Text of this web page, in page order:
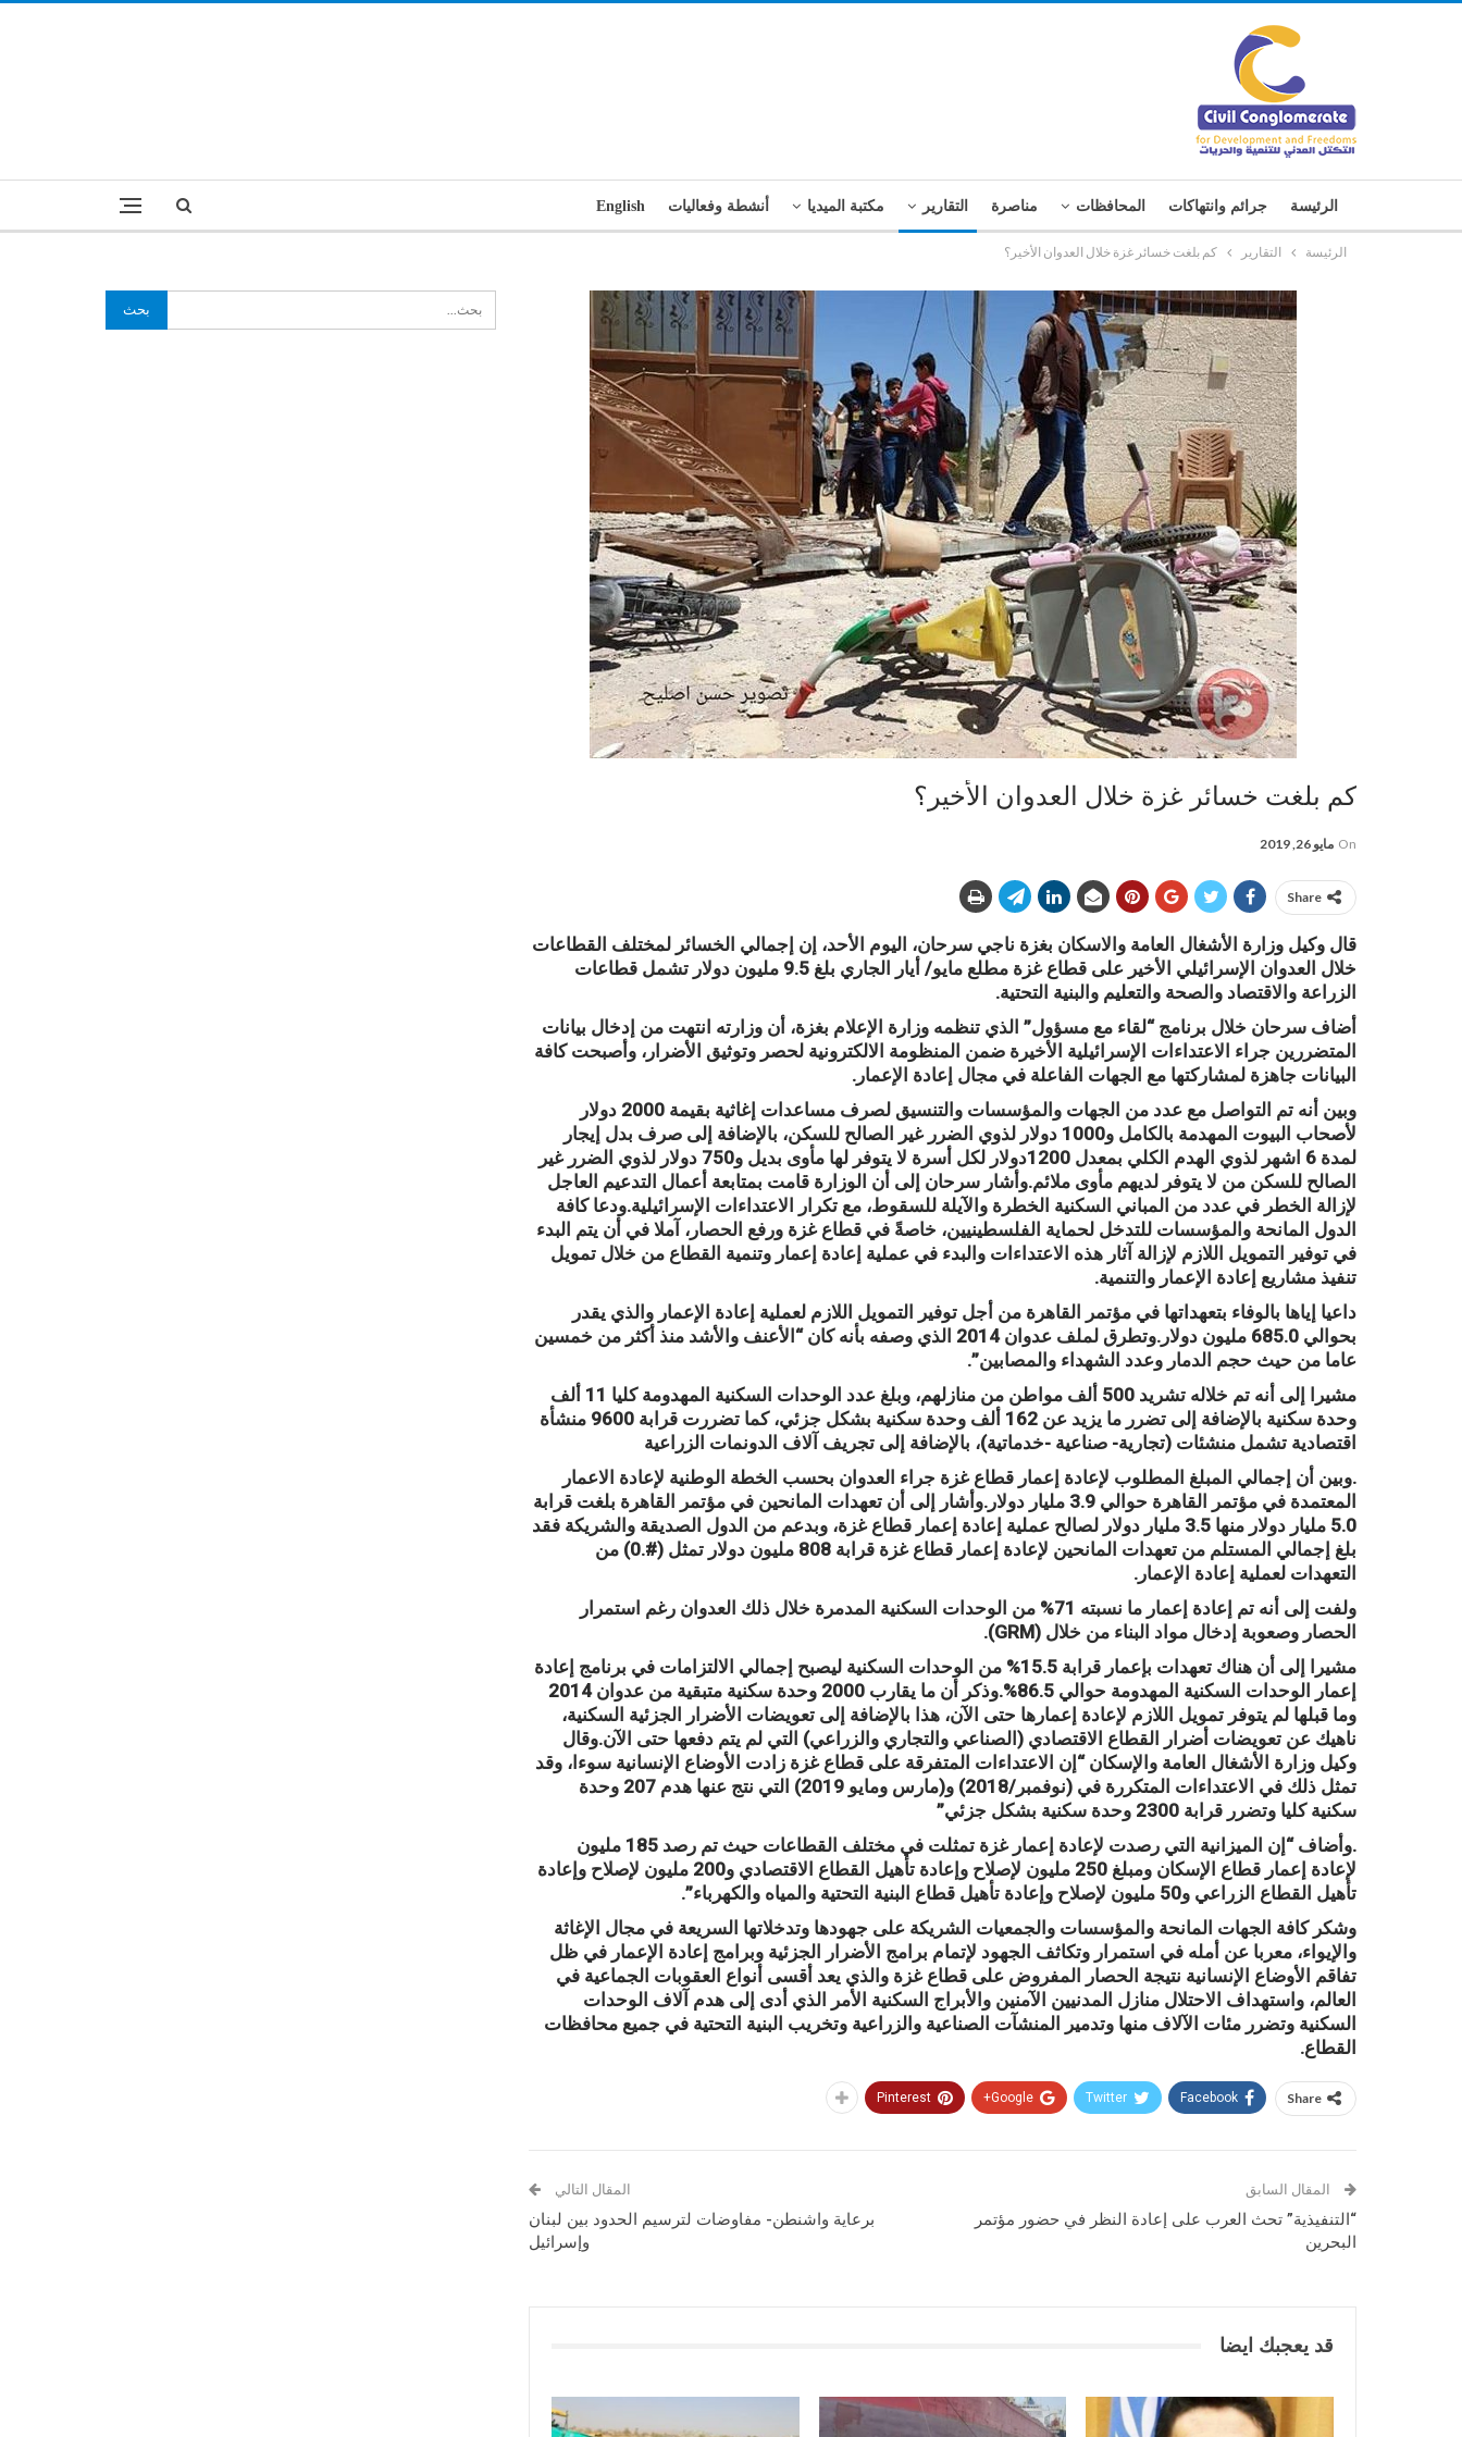
الرئيسة جرائم وانتهاكات المحافظات مناصرة التقارير مكتبة الميديا أنشطة وفعاليات English
الرئيسة التقارير كم بلغت خسائر غزة خلال العدوان الأخير؟
كم بلغت خسائر غزة خلال العدوان الأخير؟
On مايو 26, 2019
Share
قال وكيل وزارة الأشغال العامة والاسكان بغزة ناجي سرحان، اليوم الأحد، إن إجمالي الخسائر لمختلف القطاعات
خلال العدوان الإسرائيلي الأخير على قطاع غزة مطلع مايو/ أيار الجاري بلغ 9.5 مليون دولار تشمل قطاعات
الزراعة والاقتصاد والصحة والتعليم والبنية التحتية.
أضاف سرحان خلال برنامج “لقاء مع مسؤول” الذي تنظمه وزارة الإعلام بغزة، أن وزارته انتهت من إدخال بيانات
المتضررين جراء الاعتداءات الإسرائيلية الأخيرة ضمن المنظومة الالكترونية لحصر وتوثيق الأضرار، وأصبحت كافة
البيانات جاهزة لمشاركتها مع الجهات الفاعلة في مجال إعادة الإعمار.
وبين أنه تم التواصل مع عدد من الجهات والمؤسسات والتنسيق لصرف مساعدات إغاثية بقيمة 2000 دولار
لأصحاب البيوت المهدمة بالكامل و1000 دولار لذوي الضرر غير الصالح للسكن، بالإضافة إلى صرف بدل إيجار
لمدة 6 اشهر لذوي الهدم الكلي بمعدل 1200دولار لكل أسرة لا يتوفر لها مأوى بديل و750 دولار لذوي الضرر غير
الصالح للسكن من لا يتوفر لديهم مأوى ملائم.وأشار سرحان إلى أن الوزارة قامت بمتابعة أعمال التدعيم العاجل
لإزالة الخطر في عدد من المباني السكنية الخطرة والآيلة للسقوط، مع تكرار الاعتداءات الإسرائيلية.ودعا كافة
الدول المانحة والمؤسسات للتدخل لحماية الفلسطينيين، خاصةً في قطاع غزة ورفع الحصار، آملا في أن يتم البدء
في توفير التمويل اللازم لإزالة آثار هذه الاعتداءات والبدء في عملية إعادة إعمار وتنمية القطاع من خلال تمويل
تنفيذ مشاريع إعادة الإعمار والتنمية.
داعيا إياها بالوفاء بتعهداتها في مؤتمر القاهرة من أجل توفير التمويل اللازم لعملية إعادة الإعمار والذي يقدر
بحوالي 685.0 مليون دولار.وتطرق لملف عدوان 2014 الذي وصفه بأنه كان “الأعنف والأشد منذ أكثر من خمسين
عاما من حيث حجم الدمار وعدد الشهداء والمصابين”.
مشيرا إلى أنه تم خلاله تشريد 500 ألف مواطن من منازلهم، وبلغ عدد الوحدات السكنية المهدومة كليا 11 ألف
وحدة سكنية بالإضافة إلى تضرر ما يزيد عن 162 ألف وحدة سكنية بشكل جزئي، كما تضررت قرابة 9600 منشأة
اقتصادية تشمل منشئات (تجارية- صناعية -خدماتية)، بالإضافة إلى تجريف آلاف الدونمات الزراعية
.وبين أن إجمالي المبلغ المطلوب لإعادة إعمار قطاع غزة جراء العدوان بحسب الخطة الوطنية لإعادة الاعمار
المعتمدة في مؤتمر القاهرة حوالي 3.9 مليار دولار.وأشار إلى أن تعهدات المانحين في مؤتمر القاهرة بلغت قرابة
5.0 مليار دولار منها 3.5 مليار دولار لصالح عملية إعادة إعمار قطاع غزة، وبدعم من الدول الصديقة والشريكة فقد
بلغ إجمالي المستلم من تعهدات المانحين لإعادة إعمار قطاع غزة قرابة 808 مليون دولار تمثل (#.0) من
التعهدات لعملية إعادة الإعمار.
ولفت إلى أنه تم إعادة إعمار ما نسبته 71% من الوحدات السكنية المدمرة خلال ذلك العدوان رغم استمرار
الحصار وصعوبة إدخال مواد البناء من خلال (GRM).
مشيرا إلى أن هناك تعهدات بإعمار قرابة 15.5% من الوحدات السكنية ليصبح إجمالي الالتزامات في برنامج إعادة
إعمار الوحدات السكنية المهدومة حوالي 86.5%.وذكر أن ما يقارب 2000 وحدة سكنية متبقية من عدوان 2014
وما قبلها لم يتوفر تمويل اللازم لإعادة إعمارها حتى الآن، هذا بالإضافة إلى تعويضات الأضرار الجزئية السكنية،
ناهيك عن تعويضات أضرار القطاع الاقتصادي (الصناعي والتجاري والزراعي) التي لم يتم دفعها حتى الآن.وقال
وكيل وزارة الأشغال العامة والإسكان “إن الاعتداءات المتفرقة على قطاع غزة زادت الأوضاع الإنسانية سوءا، وقد
تمثل ذلك في الاعتداءات المتكررة في (نوفمبر/2018) و(مارس ومايو 2019) التي نتج عنها هدم 207 وحدة
سكنية كليا وتضرر قرابة 2300 وحدة سكنية بشكل جزئي”
.وأضاف “إن الميزانية التي رصدت لإعادة إعمار غزة تمثلت في مختلف القطاعات حيث تم رصد 185 مليون
لإعادة إعمار قطاع الإسكان ومبلغ 250 مليون لإصلاح وإعادة تأهيل القطاع الاقتصادي و200 مليون لإصلاح وإعادة
تأهيل القطاع الزراعي و50 مليون لإصلاح وإعادة تأهيل قطاع البنية التحتية والمياه والكهرباء”.
وشكر كافة الجهات المانحة والمؤسسات والجمعيات الشريكة على جهودها وتدخلاتها السريعة في مجال الإغاثة
والإيواء، معربا عن أمله في استمرار وتكاثف الجهود لإتمام برامج الأضرار الجزئية وبرامج إعادة الإعمار في ظل
تفاقم الأوضاع الإنسانية نتيجة الحصار المفروض على قطاع غزة والذي يعد أقسى أنواع العقوبات الجماعية في
العالم، واستهداف الاحتلال منازل المدنيين الآمنين والأبراج السكنية الأمر الذي أدى إلى هدم آلاف الوحدات
السكنية وتضرر مئات الآلاف منها وتدمير المنشآت الصناعية والزراعية وتخريب البنية التحتية في جميع محافظات
القطاع.
Share
Facebook
Twitter
Google+
Pinterest
المقال السابق
“التنفيذية” تحث العرب على إعادة النظر في حضور مؤتمر
البحرين
المقال التالي
برعاية واشنطن- مفاوضات لترسيم الحدود بين لبنان
وإسرائيل
قد يعجبك ايضا